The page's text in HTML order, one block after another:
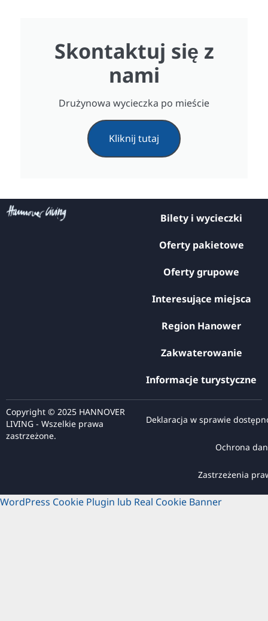
Skontaktuj się z
nami
Drużynowa wycieczka po mieście
Kliknij tutaj
Bilety i wycieczki
Oferty pakietowe
Oferty grupowe
Interesujące miejsca
Region Hanower
Zakwaterowanie
Informacje turystyczne
Copyright © 2025 HANNOVER
LIVING - Wszelkie prawa
zastrzeżone.
Deklaracja w sprawie
Ochrona
Zastrzeżenia
WordPress Cookie Plugin lub Real Cookie Banner